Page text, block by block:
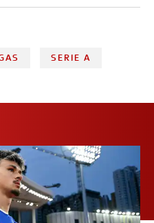
SERIE A